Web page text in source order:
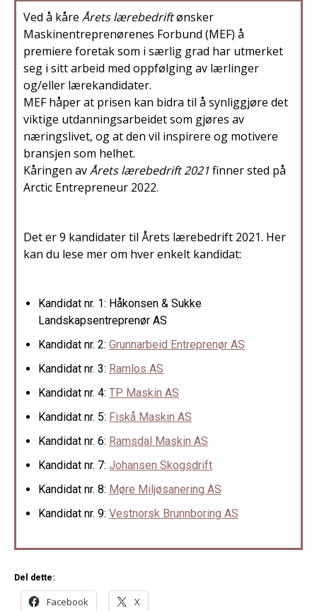
Ved å kåre Årets lærebedriftønsker
Maskinentreprenørenes Forbund (MEF) å
premiere foretak som i særlig grad har utmerket
seg i sitt arbeid med oppfølging av lærlinger
og/eller lærekandidater.
MEF håper at prisen kan bidra til å synliggjøre det
viktige utdanningsarbeidet som gjøres av
næringslivet, og at den vil inspirere og motivere
bransjen som helhet.
Kåringen avÅrets lærebedrift 2021finner sted på
Arctic Entrepreneur 2022.
Det er 9 kandidater til Årets lærebedrift 2021. Her
kan du lese mer om hver enkelt kandidat:
Kandidat nr. 1: Håkonsen & Sukke
Landskapsentreprenør AS
Kandidat nr. 2: Grunnarbeid Entreprenør AS
Kandidat nr. 3: Ramlos AS
Kandidat nr. 4: TP Maskin AS
Kandidat nr. 5: Fiskå Maskin AS
Kandidat nr. 6: Ramsdal Maskin AS
Kandidat nr. 7: Johansen Skogsdrift
Kandidat nr. 8: Møre Miljøsanering AS
Kandidat nr. 9: Vestnorsk Brunnboring AS
Del dette:
Facebook X